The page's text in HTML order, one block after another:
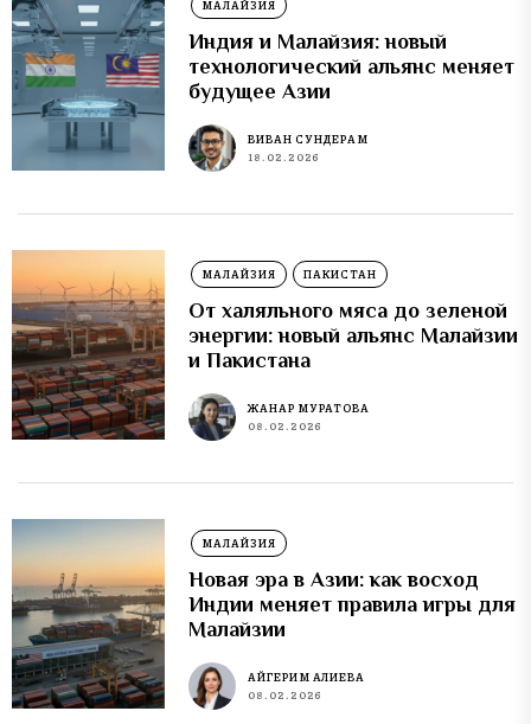
МАЛАЙЗИЯ
Индия и Малайзия: новый
технологический альянс меняет
будущее Азии
ВИВАН СУНДЕРАМ
18.02.2026
МАЛАЙЗИЯ ПАКИСТАН
От халяльного мяса до зеленой
энергии: новый альянс Малайзии
и Пакистана
ЖАНАР МУРАТОВА
08.02.2026
МАЛАЙЗИЯ
Новая эра в Азии: как восход
Индии меняет правила игры для
Малайзии
АЙГЕРИМ АЛИЕВА
08.02.2026